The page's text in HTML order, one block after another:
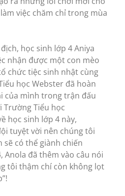
việc chăm chỉ trong mùa
học sinh lớp 4 Aniya
nhận được một con mèo
chức tiệc sinh nhật cùng
học Webster đã hoàn
của mình trong trận đấu
Trường Tiểu học
học sinh lớp 4 này,
tuyệt vời nên chúng tôi
sẽ có thể giành chiến
Anola đã thêm vào câu nói
tôi thậm chí còn không lọt